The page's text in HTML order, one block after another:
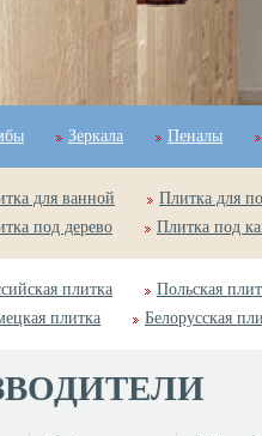
Зеркала Пеналы
для ванной
Плитка для
под дерево
Плитка под
плитка
Польская
плитка
Белорусская